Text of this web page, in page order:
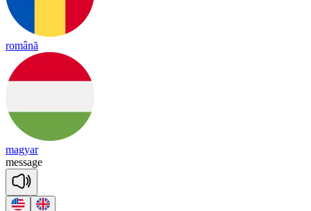
română
magyar
message